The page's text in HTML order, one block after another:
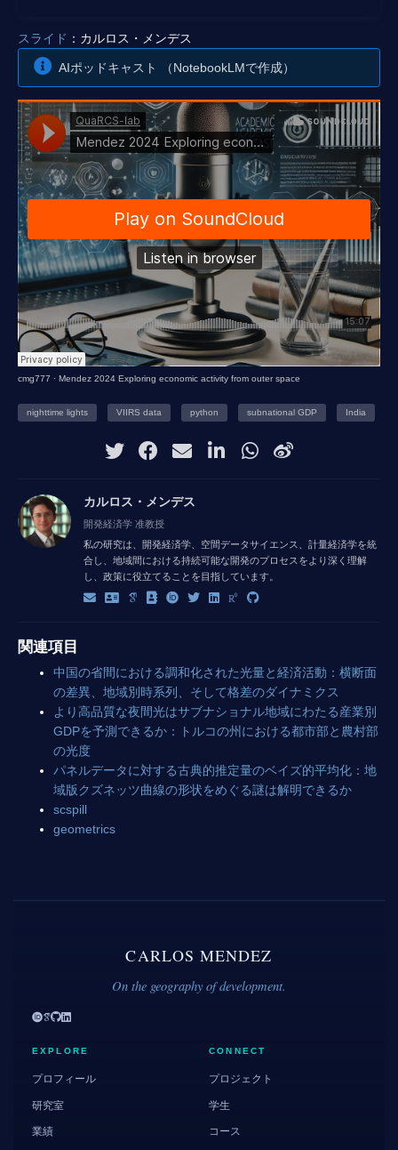
スライド ：カルロス・メンデス
AIポッドキャスト （NotebookLMで作成）
cmg777 · Mendez 2024 Exploring economic activity from outer space
nighttime lights VIIRS data python subnational GDP India
カルロス・メンデス
開発経済学 准教授
私の研究は、開発経済学、空間データサイエンス、計量経済学を統
合し、地域間における持続可能な開発のプロセスをより深く理解
し、政策に役立てることを目指しています。
関連項目
中国の省間における調和化された光量と経済活動：横断面
の差異、地域別時系列、そして格差のダイナミクス
より高品質な夜間光はサブナショナル地域にわたる産業別
GDPを予測できるか：トルコの州における都市部と農村部
の光度
パネルデータに対する古典的推定量のベイズ的平均化：地
域版クズネッツ曲線の形状をめぐる謎は解明できるか
scspill
geometrics
CARLOS MENDEZ
On the geography of development.
EXPLORE
プロフィール
研究室
業績
CONNECT
プロジェクト
学生
コース